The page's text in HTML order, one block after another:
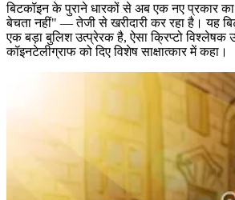
बिटकॉइन के पुराने धारकों से अब एक नए प्रकार
बेचता नहीं" — तेजी से खरीदारी कर रहा है। यह
एक बड़ा बुलिश उत्प्रेरक है, ऐसा क्रिप्टो विश्लेषक
कॉइनटेलीग्राफ को दिए विशेष साक्षात्कार में कहा।